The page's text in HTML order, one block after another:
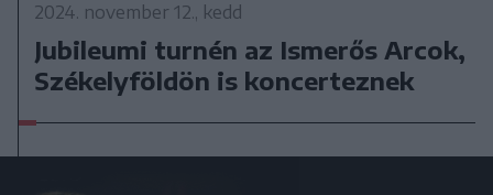
2024. november 12., kedd
Jubileumi turnén az Ismerős Arcok,
Székelyföldön is koncerteznek